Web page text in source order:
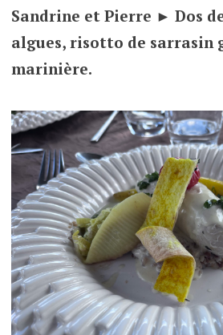
Sandrine et Pierre ► Dos
algues, risotto de sarrasin
marinière.